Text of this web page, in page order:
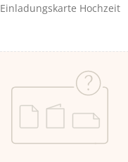
Einladungskarte Hochzeit